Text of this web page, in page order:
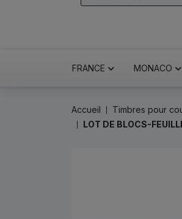
FRANCE MONACO
Accueil Timbres pour
LOT DE BLOCS-